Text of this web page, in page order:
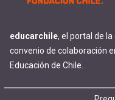
educarchile, el portal de
convenio de colaboración
Educación de Chile.